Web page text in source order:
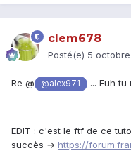
clem678
Posté(e) 5 octobre
Re @ @alex971 ... Euh tu
EDIT : c'est le ftf de ce
succès → https://